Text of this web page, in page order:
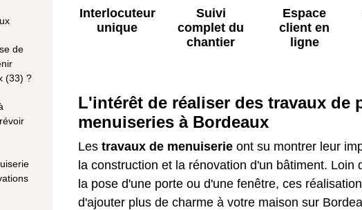
de
(33) ?
Interlocuteur
unique
Suivi
complet du
chantier
Espace
client en
ligne
L'intérêt de réaliser des travaux de
menuiseries à Bordeaux
Les travaux de menuiserie ont su montrer leur
la construction et la rénovation d'un bâtiment. Loin
la pose d'une porte ou d'une fenêtre, ces
d'ajouter plus de charme à votre maison sur